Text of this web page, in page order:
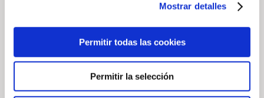
Mostrar detalles
Permitir todas las cookies
Permitir la selección
Arabella Golf Mallorca
Magazine – Issue 25